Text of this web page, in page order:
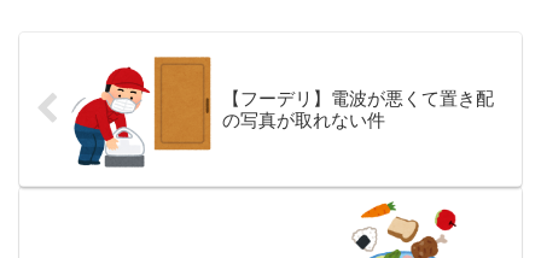
【フーデリ】電波が悪くて置き配
の写真が取れない件